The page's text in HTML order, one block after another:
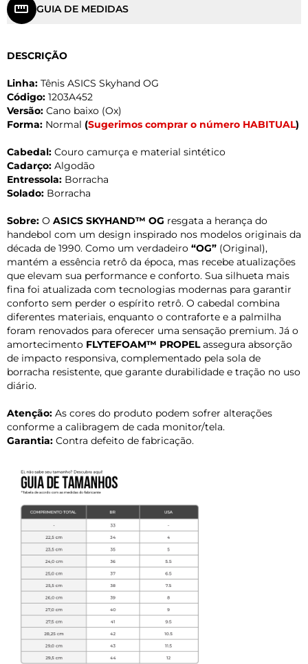
GUIA DE MEDIDAS
DESCRIÇÃO
Linha: Tênis ASICS Skyhand OG
Código: 1203A452
Versão: Cano baixo (Ox)
Forma: Normal (Sugerimos comprar o número HABITUAL)
Cabedal: Couro camurça e material sintético
Cadarço: Algodão
Entressola: Borracha
Solado: Borracha
Sobre: O ASICS SKYHAND™ OG resgata a herança do
handebol com um design inspirado nos modelos originais da
década de 1990. Como um verdadeiro “OG” (Original),
mantém a essência retrô da época, mas recebe atualizações
que elevam sua performance e conforto. Sua silhueta mais
fina foi atualizada com tecnologias modernas para garantir
conforto sem perder o espírito retrô. O cabedal combina
diferentes materiais, enquanto o contraforte e a palmilha
foram renovados para oferecer uma sensação premium. Já o
amortecimento FLYTEFOAM™ PROPELassegura absorção
de impacto responsiva, complementado pela sola de
borracha resistente, que garante durabilidade e tração no uso
diário.
Atenção: As cores do produto podem sofrer alterações
conforme a calibragem de cada monitor/tela.
Garantia: Contra defeito de fabricação.